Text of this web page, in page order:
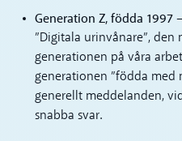
Generation Z, födda 1997
”Digitala urinvånare”, den
generationen på våra
generationen ”födda med
generellt meddelanden,
snabba svar.